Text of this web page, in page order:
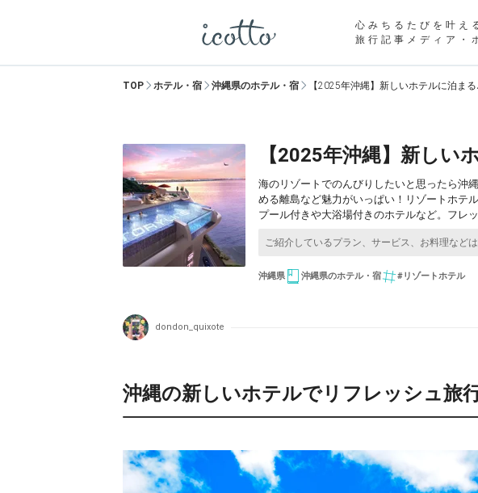
心みちるたびを叶え
旅行記事メディア・
TOP ホテル・宿 沖縄県のホテル・宿 【2025年沖縄】新しいホテルに泊ま
【2025年沖縄】新しい
海のリゾートでのんびりしたいと思ったら沖
める離島など魅力がいっぱい！リゾートホテ
プール付きや大浴場付きのホテルなど。フレ
沖縄県 沖縄県のホテル・宿 #リゾートホテル
dondon_quixote
沖縄の新しいホテルでリフレッシュ旅